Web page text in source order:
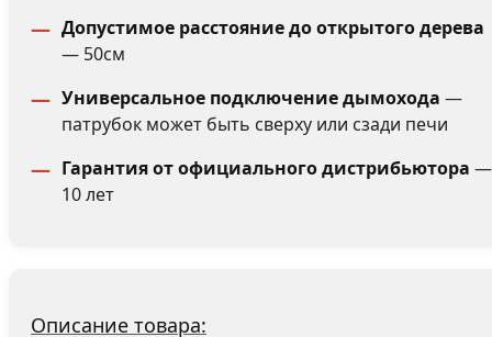
Допустимое расстояние до открытого дерева
— 50см
Универсальное подключение дымохода —
патрубок может быть сверху или сзади печи
Гарантия от официального дистрибьютора —
10 лет
Описание товара: